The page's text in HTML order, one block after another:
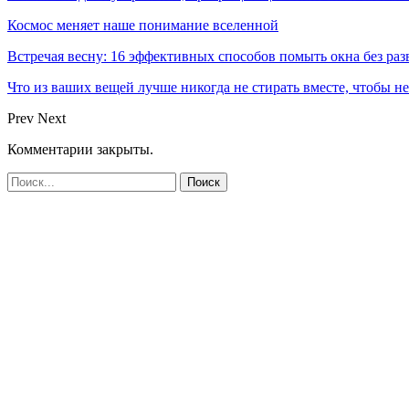
Космос меняет наше понимание вселенной
Встречая весну: 16 эффективных способов помыть окна без
Что из ваших вещей лучше никогда не стирать вместе, чтобы
Prev Next
Комментарии закрыты.